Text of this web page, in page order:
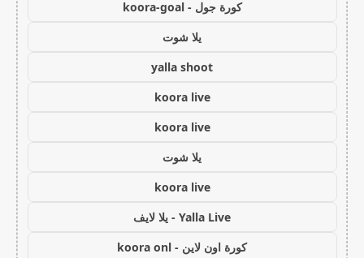
كورة جول - koora-goal
يلا شوت
yalla shoot
koora live
koora live
يلا شوت
koora live
Yalla Live - يلا لايف
كورة اون لاين - koora onl